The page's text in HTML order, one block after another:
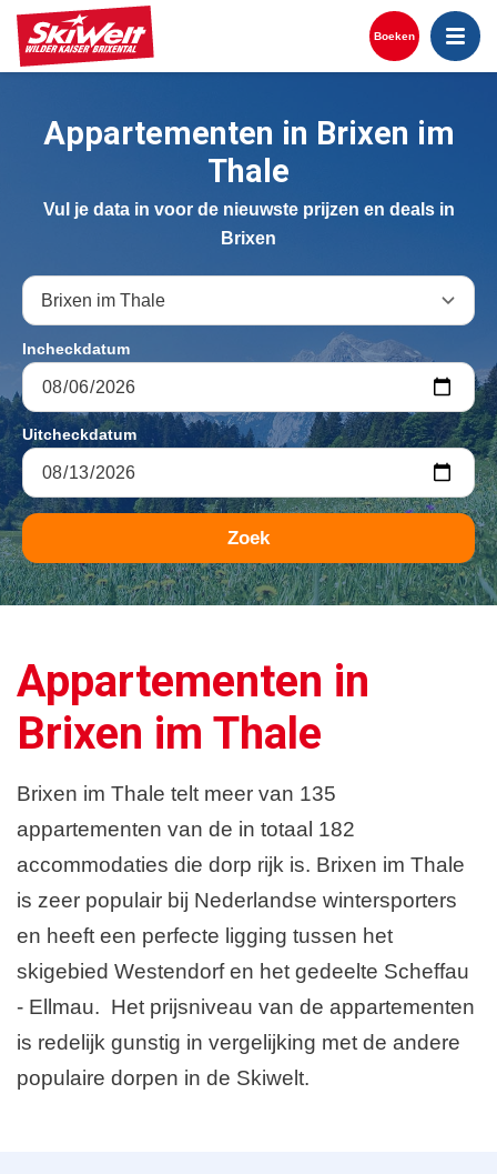
Overslaan
en
naar
gaan
Boeken
Appartementen in Brixen im
Thale
Vul je data in voor de nieuwste prijzen en deals in
Brixen
Incheckdatum
Uitcheckdatum
Zoek
Appartementen in
Brixen im Thale
Brixen im Thale telt meer van 135
appartementen van de in totaal 182
accommodaties die dorp rijk is. Brixen im Thale
is zeer populair bij Nederlandse wintersporters
en heeft een perfecte ligging tussen het
skigebied Westendorf en het gedeelte Scheffau
- Ellmau. Het prijsniveau van de appartementen
is redelijk gunstig in vergelijking met de andere
populaire dorpen in de Skiwelt.
Accommodatie + skipas
Vakantiehuizen
Pistekaart
Skigebied
Skiles
Après-ski
Activiteiten
Fietsen
Zwemmen
Voor Kinderen
Bezienswaardigheden
Ellmau
Going
Scheffau
Söll
Westendorf
Route en plattegrond